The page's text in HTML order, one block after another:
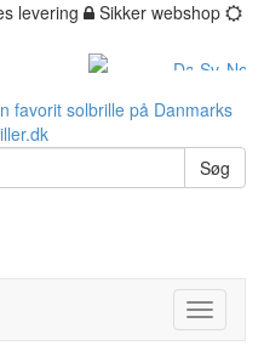
levering
Sikker webshop
Søg
Toggle